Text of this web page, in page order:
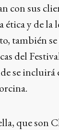
con sus
ética y de la
también
del
se incluirá
que son